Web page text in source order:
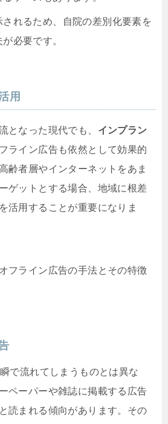
れるため、自院の差別化要素を
必要です。
用
となった現代でも、 インプラン
ライン広告も依然として効果的
齢者層やインターネットをあま
ゲットとする場合、地域に根差
活用することが重要になりま
フライン広告の手法とその特徴
で流れてしまうものとは異な
ペーパーや雑誌に掲載する広告
読まれる傾向があります。その